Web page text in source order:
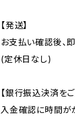
【発送】
お支払い確認後、
(定休日なし)
【銀行振込決済を
入金確認に時間が